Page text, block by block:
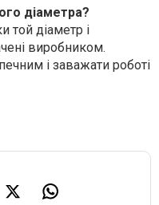
діаметра?
той діаметр і
виробником.
і заважати роботі